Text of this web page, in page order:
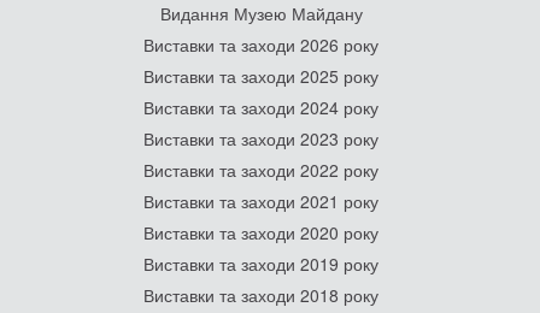
Видання Музею Майдану
Виставки та заходи 2026 року
Виставки та заходи 2025 року
Виставки та заходи 2024 року
Виставки та заходи 2023 року
Виставки та заходи 2022 року
Виставки та заходи 2021 року
Виставки та заходи 2020 року
Виставки та заходи 2019 року
Виставки та заходи 2018 року